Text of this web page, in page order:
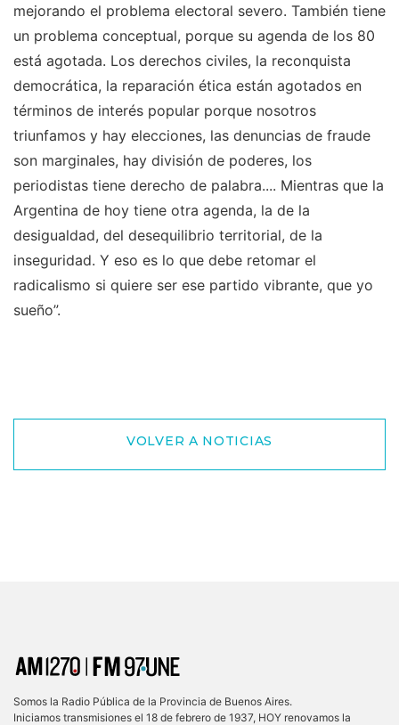
mejorando el problema electoral severo. También tiene
un problema conceptual, porque su agenda de los 80
está agotada. Los derechos civiles, la reconquista
democrática, la reparación ética están agotados en
términos de interés popular porque nosotros
triunfamos y hay elecciones, las denuncias de fraude
son marginales, hay división de poderes, los
periodistas tiene derecho de palabra.... Mientras que la
Argentina de hoy tiene otra agenda, la de la
desigualdad, del desequilibrio territorial, de la
inseguridad. Y eso es lo que debe retomar el
radicalismo si quiere ser ese partido vibrante, que yo
sueño”.
VOLVER A NOTICIAS
Somos la Radio Pública de la Provincia de Buenos Aires.
Iniciamos transmisiones el 18 de febrero de 1937, HOY renovamos la